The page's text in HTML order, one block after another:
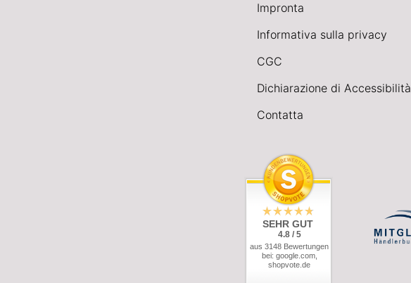
Impronta
Informativa sulla privacy
CGC
Dichiarazione di Accessibilità
Contatta
SEHR GUT
4.8 / 5
aus 3148 Bewertungen
bei: google.com,
shopvote.de